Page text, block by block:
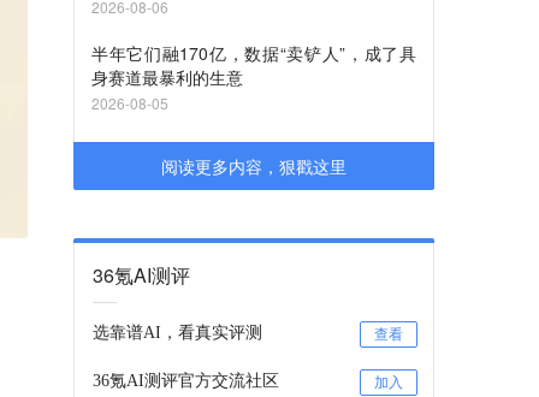
2026-08-06
半年它们融170亿，数据“卖铲人”，成了具
身赛道最暴利的生意
2026-08-05
阅读更多内容，狠戳这里
36氪AI测评
选靠谱AI，看真实评测 查看
36氪AI测评官方交流社区 加入